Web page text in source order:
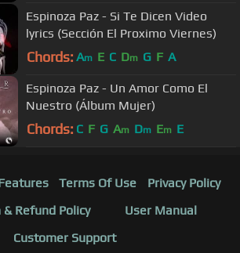
Espinoza Paz - Si Te Dicen Video
lyrics (Sección El Proximo Viernes)
Chords: Am E C Dm G F A
Espinoza Paz - Un Amor Como El
Nuestro (Álbum Mujer)
Chords: C F G Am Dm Em E
Terms Of Use
Privacy Policy
Refund Policy
User Manual
Customer Support